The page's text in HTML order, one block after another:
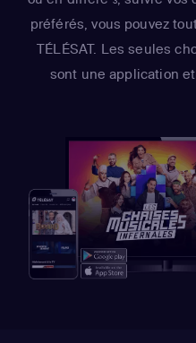
préférés, vous pouvez
TÉLÉSAT. Les seules
sont une application